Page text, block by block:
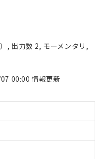
, 出力数 2, モーメンタリ,
00:00 情報更新